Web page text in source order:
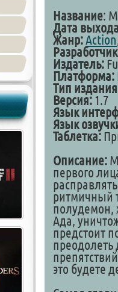
Название:
Дата
Жанр:Action
Издатель:
Платформа:
Тип
Версия: 1.7
Язык
Язык
Таблетка:
Описание:
первого
ритмичный
Ада,
предстоит
это будете